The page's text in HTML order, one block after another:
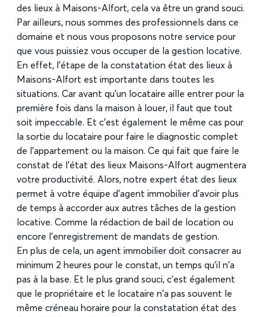
des lieux à Maisons-Alfort, cela va être un grand souci.
Par ailleurs, nous sommes des professionnels dans ce
domaine et nous vous proposons notre service pour
que vous puissiez vous occuper de la gestion locative.
En effet, l’étape de la constatation état des lieux à
Maisons-Alfort est importante dans toutes les
situations. Car avant qu’un locataire aille entrer pour la
première fois dans la maison à louer, il faut que tout
soit impeccable. Et c’est également le même cas pour
la sortie du locataire pour faire le diagnostic complet
de l’appartement ou la maison. Ce qui fait que faire le
constat de l’état des lieux Maisons-Alfort augmentera
votre productivité. Alors, notre expert état des lieux
permet à votre équipe d’agent immobilier d’avoir plus
de temps à accorder aux autres tâches de la gestion
locative. Comme la rédaction de bail de location ou
encore l’enregistrement de mandats de gestion.
En plus de cela, un agent immobilier doit consacrer au
minimum 2 heures pour le constat, un temps qu’il n’a
pas à la base. Et le plus grand souci, c’est également
que le propriétaire et le locataire n’a pas souvent le
même créneau horaire pour la constatation état des